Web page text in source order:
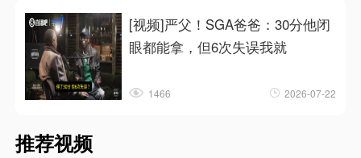
[视频]严父！SGA爸爸：30分他闭
眼都能拿，但6次失误我就
1466 2026-07-22
推荐视频